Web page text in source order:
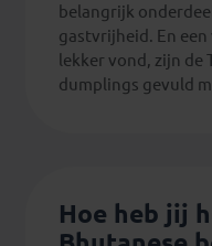
belangrijk
gastvrijheid. En een
lekker vond, zijn de
dumplings gevuld
Hoe heb jij